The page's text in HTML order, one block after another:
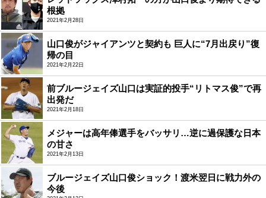
根拠
2021年2月28日
山口俊がジャイアンツと契約も 巨人に“7月出戻り”復
帰の目
2021年2月22日
前ブルージェイズ山口は実証的投手“リトマス俊”で再
出発だ
2021年2月18日
メジャーは高年俸選手をバッサリ…逆に過保護な日本
の甘さ
2021年2月13日
ブルージェイズ山口俊ショック！渡米翌日に戦力外の
今後